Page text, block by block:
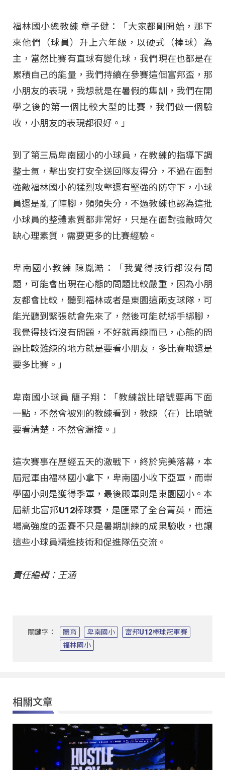
福林國小總教練 章子健：「大家都剛開始，那下
來他們（球員）升上六年級，以硬式（棒球）為
主，當然比賽有直球有變化球，我們現在也都是在
累積自己的能量，我們持續在參賽這個富邦盃，那
小朋友的表現，我想就是在暑假的集訓，我們在開
學之後的第一個比較大型的比賽，我們做一個驗
收，小朋友的表現都很好。」
到了第三局卑南國小的小球員，在教練的指導下調
整士氣，擊出安打安全送回隊友得分，不過在面對
強敵福林國小的猛烈攻擊還有堅強的防守下，小球
員還是亂了陣腳，頻頻失分，不過教練也認為這批
小球員的整體素質都非常好，只是在面對強敵時欠
缺心理素質，需要更多的比賽經驗。
卑南國小教練 陳胤澔：「我覺得技術都沒有問
題，可能會出現在心態的問題比較嚴重，因為小朋
友都會比較，聽到福林或者是東園這兩支球隊，可
能光聽到緊張就會先來了，然後可能就綁手綁腳，
我覺得技術沒有問題，不好就再練而已，心態的問
題比較難練的地方就是要看小朋友，多比賽啦還是
要多比賽。」
卑南國小球員 簡子翔：「教練說比暗號要再下面
一點，不然會被別的教練看到，教練（在）比暗號
要看清楚，不然會漏接。」
這次賽事在歷經五天的激戰下，終於完美落幕，本
屆冠軍由福林國小拿下，卑南國小收下亞軍，而崇
學國小則是獲得季軍，最後殿軍則是東園國小。本
屆新北富邦U12棒球賽，是匯聚了全台菁英，而這
場高強度的盃賽不只是暑期訓練的成果驗收，也讓
這些小球員精進技術和促進隊伍交流。
責任編輯：王涵
關鍵字： 體育 卑南國小
富邦U12棒球冠軍賽
福林國小
相關文章